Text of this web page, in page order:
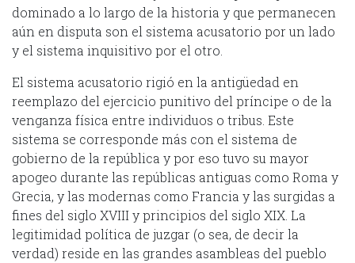
dominado a lo largo de la historia y que permanecen
aún en disputa son el sistema acusatorio por un lado
y el sistema inquisitivo por el otro.
El sistema acusatorio rigió en la antigüedad en
reemplazo del ejercicio punitivo del príncipe o de la
venganza física entre individuos o tribus. Este
sistema se corresponde más con el sistema de
gobierno de la república y por eso tuvo su mayor
apogeo durante las repúblicas antiguas como Roma y
Grecia, y las modernas como Francia y las surgidas a
fines del siglo XVIII y principios del siglo XIX. La
legitimidad política de juzgar (o sea, de decir la
verdad) reside en las grandes asambleas del pueblo